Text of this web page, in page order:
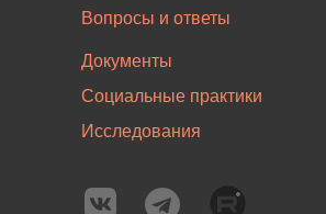
Документы
Социальные практики
Исследования
Вопросы и ответы